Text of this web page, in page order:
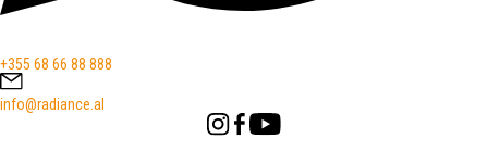
+355 68 66 88 888
info@radiance.al